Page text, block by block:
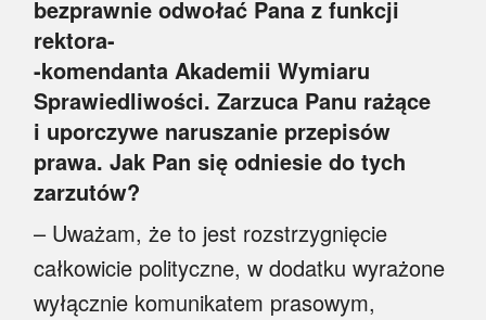
bezprawnie odwołać Pana z funkcji
rektora-
-komendanta Akademii Wymiaru
Sprawiedliwości. Zarzuca Panu rażące
i uporczywe naruszanie przepisów
prawa. Jak Pan się odniesie do tych
zarzutów?
– Uważam, że to jest rozstrzygnięcie
całkowicie polityczne, w dodatku wyrażone
wyłącznie komunikatem prasowym,